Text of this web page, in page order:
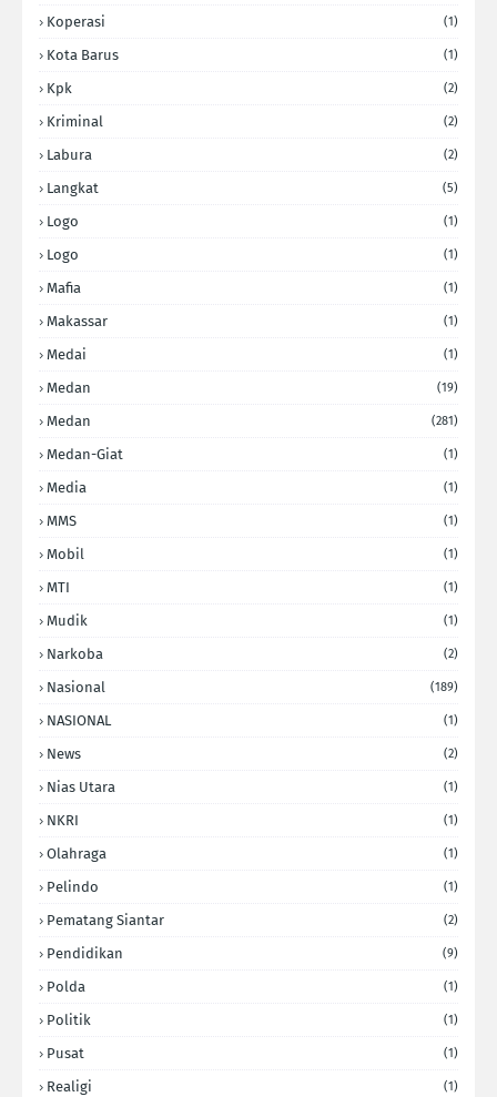
Koperasi (1)
Kota Barus (1)
Kpk (2)
Kriminal (2)
Labura (2)
Langkat (5)
Logo (1)
Logo (1)
Mafia (1)
Makassar (1)
Medai (1)
Medan (19)
Medan (281)
Medan-Giat (1)
Media (1)
MMS (1)
Mobil (1)
MTI (1)
Mudik (1)
Narkoba (2)
Nasional (189)
NASIONAL (1)
News (2)
Nias Utara (1)
NKRI (1)
Olahraga (1)
Pelindo (1)
Pematang Siantar (2)
Pendidikan (9)
Polda (1)
Politik (1)
Pusat (1)
Realigi (1)